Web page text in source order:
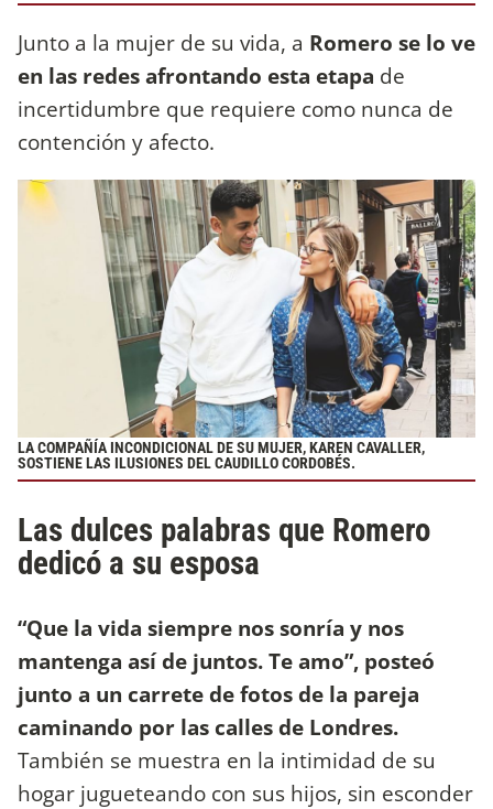
Junto a la mujer de su vida, a Romero se lo ve
en las redes afrontando esta etapa de
incertidumbre que requiere como nunca de
contención y afecto.
LA COMPAÑÍA INCONDICIONAL DE SU MUJER, KAREN CAVALLER,
SOSTIENE LAS ILUSIONES DEL CAUDILLO CORDOBÉS.
Las dulces palabras que Romero
dedicó a su esposa
“Que la vida siempre nos sonría y nos
mantenga así de juntos. Te amo”, posteó
junto a un carrete de fotos de la pareja
caminando por las calles de Londres.
También se muestra en la intimidad de su
hogar jugueteando con sus hijos, sin esconder